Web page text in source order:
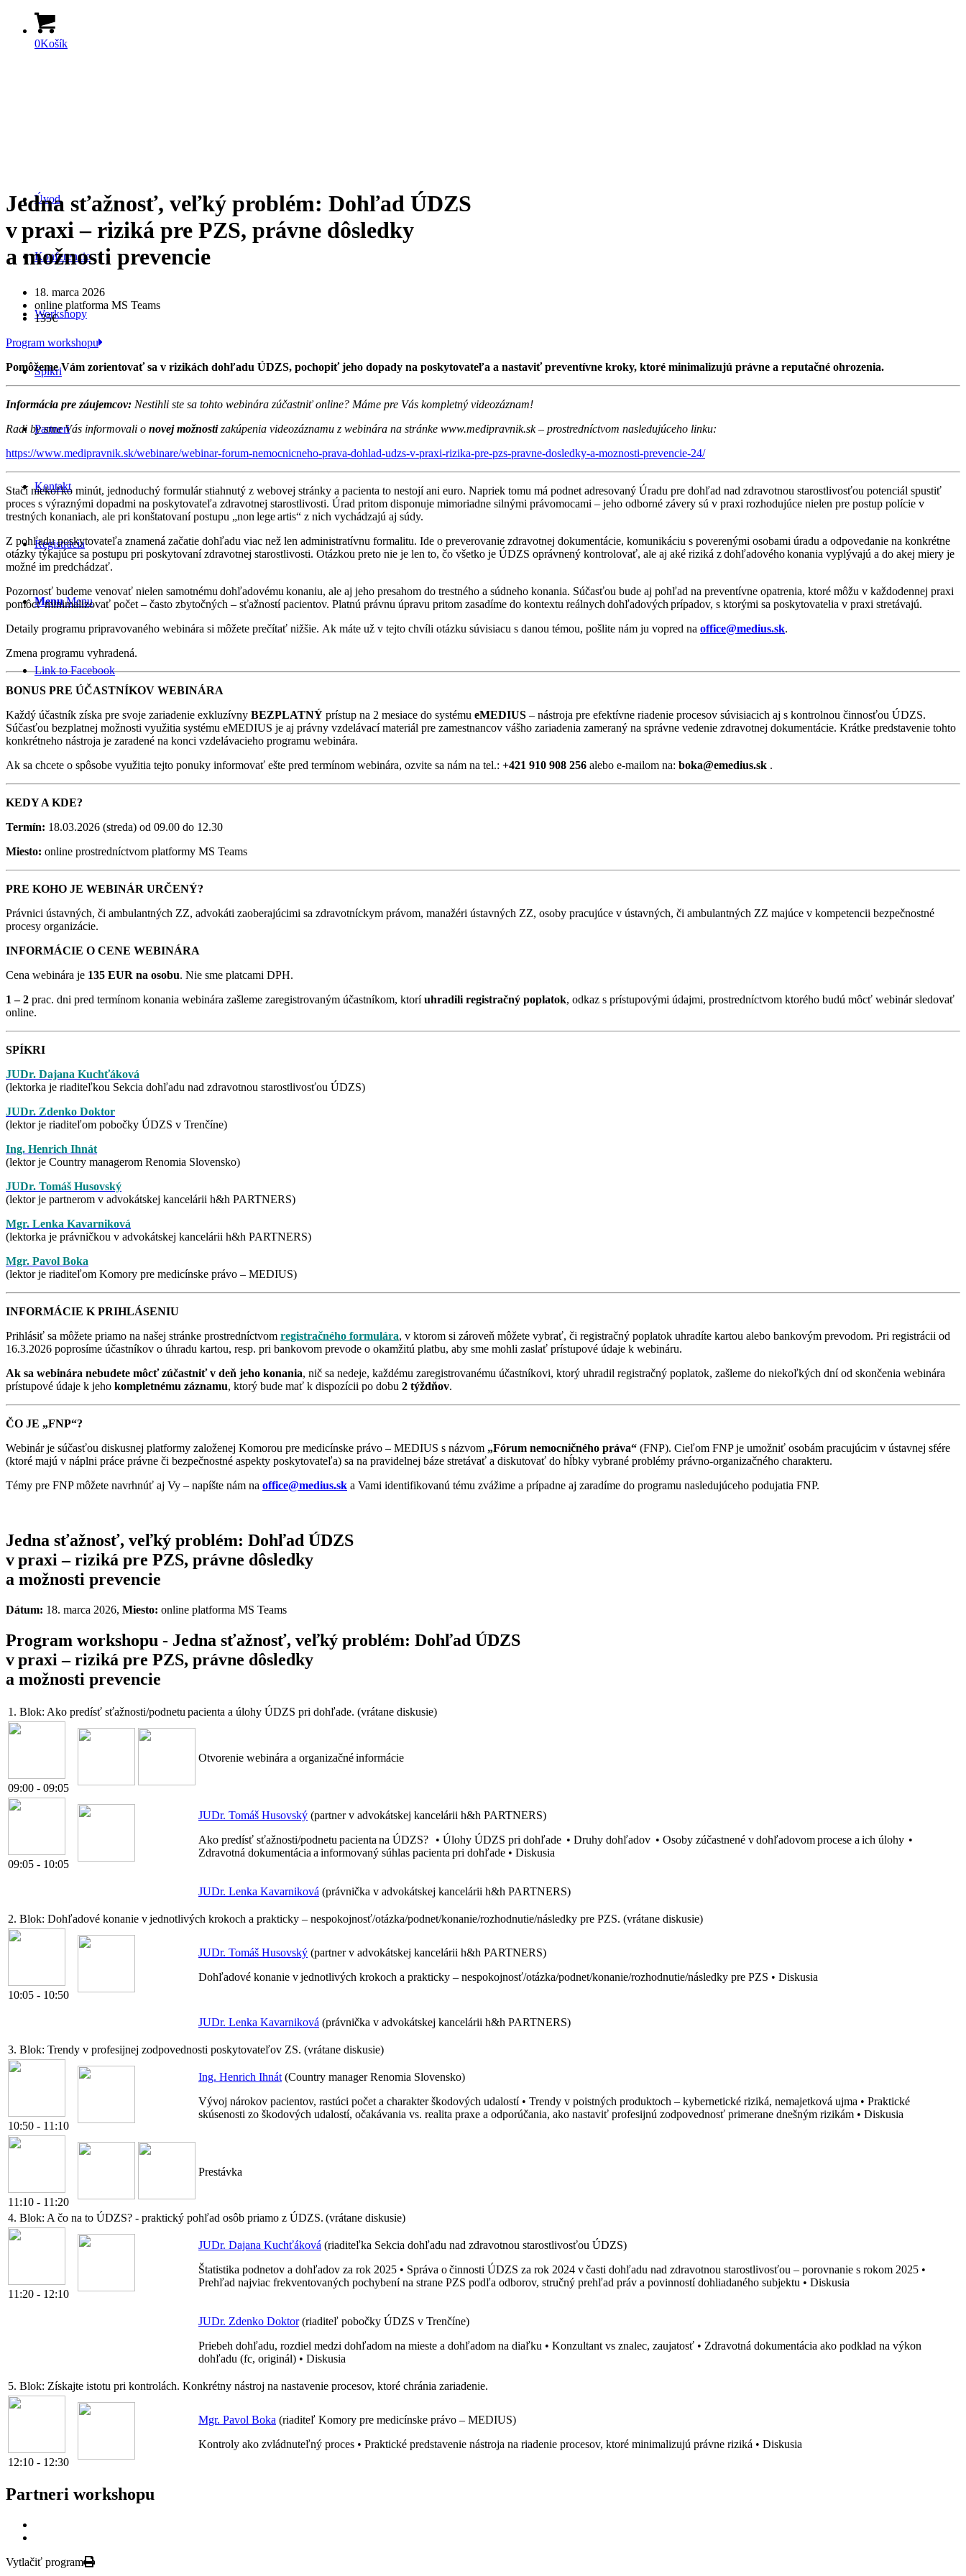
0Košík
Úvod
Konferencie
Workshopy
Spíkri
Partneri
Kontakt
Registrácia
Menu Menu
Link to Facebook
Jedna sťažnosť, veľký problém: Dohľad ÚDZS
v praxi – riziká pre PZS, právne dôsledky
a možnosti prevencie
18. marca 2026
online platforma MS Teams
135€
Program workshopu
Pomôžeme Vám zorientovať sa v rizikách dohľadu ÚDZS, pochopiť jeho dopady na poskytovateľa a nastaviť preventívne kroky, ktoré minimalizujú právne a reputačné ohrozenia.
Informácia pre záujemcov: Nestihli ste sa tohto webinára zúčastniť online? Máme pre Vás kompletný videozáznam!
Radi by sme Vás informovali o novej možnostizakúpenia videozáznamu z webinára na stránke www.medipravnik.sk – prostredníctvom nasledujúceho linku:
https://www.medipravnik.sk/webinare/webinar-forum-nemocnicneho-prava-dohlad-udzs-v-praxi-rizika-pre-pzs-pravne-dosledky-a-moznosti-prevencie-24/
Stačí niekoľko minút, jednoduchý formulár stiahnutý z webovej stránky a pacienta to nestojí ani euro. Napriek tomu má podnet adresovaný Úradu pre dohľad nad zdravotnou starostlivosťou potenciál spustiť
proces s výraznými dopadmi na poskytovateľa zdravotnej starostlivosti. Úrad pritom disponuje mimoriadne silnými právomocami – jeho odborné závery sú v praxi rozhodujúce nielen pre postup polície v
trestných konaniach, ale pri konštatovaní postupu „non lege artis“ z nich vychádzajú aj súdy.
Z pohľadu poskytovateľa znamená začatie dohľadu viac než len administratívnu formalitu. Ide o preverovanie zdravotnej dokumentácie, komunikáciu s poverenými osobami úradu a odpovedanie na konkrétne
otázky týkajúce sa postupu pri poskytovaní zdravotnej starostlivosti. Otázkou preto nie je len to, čo všetko je ÚDZS oprávnený kontrolovať, ale aj aké riziká z dohľadového konania vyplývajú a do akej miery je
možné im predchádzať.
Pozornosť budeme venovať nielen samotnému dohľadovému konaniu, ale aj jeho presahom do trestného a súdneho konania. Súčasťou bude aj pohľad na preventívne opatrenia, ktoré môžu v každodennej praxi
pomôcť minimalizovať počet – často zbytočných – sťažností pacientov. Platnú právnu úpravu pritom zasadíme do kontextu reálnych dohľadových prípadov, s ktorými sa poskytovatelia v praxi stretávajú.
Detaily programu pripravovaného webinára si môžete prečítať nižšie. Ak máte už v tejto chvíli otázku súvisiacu s danou témou, pošlite nám ju vopred na office@medius.sk.
Zmena programu vyhradená.
BONUS PRE ÚČASTNÍKOV WEBINÁRA
Každý účastník získa pre svoje zariadenie exkluzívny BEZPLATNÝ prístup na 2 mesiace do systému eMEDIUS – nástroja pre efektívne riadenie procesov súvisiacich aj s kontrolnou činnosťou ÚDZS.
Súčasťou bezplatnej možnosti využitia systému eMEDIUS je aj právny vzdelávací materiál pre zamestnancov vášho zariadenia zameraný na správne vedenie zdravotnej dokumentácie. Krátke predstavenie tohto
konkrétneho nástroja je zaradené na konci vzdelávacieho programu webinára.
Ak sa chcete o spôsobe využitia tejto ponuky informovať ešte pred termínom webinára, ozvite sa nám na tel.: +421 910 908 256 alebo e-mailom na: boka@emedius.sk .
KEDY A KDE?
Termín: 18.03.2026 (streda) od 09.00 do 12.30
Miesto: online prostredníctvom platformy MS Teams
PRE KOHO JE WEBINÁR URČENÝ?
Právnici ústavných, či ambulantných ZZ, advokáti zaoberajúcimi sa zdravotníckym právom, manažéri ústavných ZZ, osoby pracujúce v ústavných, či ambulantných ZZ majúce v kompetencii bezpečnostné
procesy organizácie.
INFORMÁCIE O CENE WEBINÁRA
Cena webinára je 135 EUR na osobu. Nie sme platcami DPH.
1 – 2 prac. dni pred termínom konania webinára zašleme zaregistrovaným účastníkom, ktoríuhradili registračný poplatok, odkaz s prístupovými údajmi, prostredníctvom ktorého budú môcť webinár sledovať
online.
SPÍKRI
JUDr. Dajana Kuchťáková
(lektorka je riaditeľkou Sekcia dohľadu nad zdravotnou starostlivosťou ÚDZS)
JUDr. Zdenko Doktor
(lektor je riaditeľom pobočky ÚDZS v Trenčíne)
Ing. Henrich Ihnát
(lektor je Country managerom Renomia Slovensko)
JUDr. Tomáš Husovský
(lektor je partnerom v advokátskej kancelárii h&h PARTNERS)
Mgr. Lenka Kavarniková
(lektorka je právničkou v advokátskej kancelárii h&h PARTNERS)
Mgr. Pavol Boka
(lektor je riaditeľom Komory pre medicínske právo – MEDIUS)
INFORMÁCIE K PRIHLÁSENIU
Prihlásiť sa môžete priamo na našej stránke prostredníctvom registračného formulára, v ktorom si zároveň môžete vybrať, či registračný poplatok uhradíte kartou alebo bankovým prevodom. Pri registrácii od
16.3.2026 poprosíme účastníkov o úhradu kartou, resp. pri bankovom prevode o okamžitú platbu, aby sme mohli zaslať prístupové údaje k webináru.
Ak sa webinára nebudete môcť zúčastniť v deň jeho konania, nič sa nedeje, každému zaregistrovanému účastníkovi, ktorý uhradil registračný poplatok, zašleme do niekoľkých dní od skončenia webinára
prístupové údaje k jeho kompletnému záznamu, ktorý bude mať k dispozícii po dobu 2 týždňov.
ČO JE „FNP“?
Webinár je súčasťou diskusnej platformy založenej Komorou pre medicínske právo – MEDIUS s názvom „Fórum nemocničného práva“ (FNP). Cieľom FNP je umožniť osobám pracujúcim v ústavnej sfére
(ktoré majú v náplni práce právne či bezpečnostné aspekty poskytovateľa) sa na pravidelnej báze stretávať a diskutovať do hĺbky vybrané problémy právno-organizačného charakteru.
Témy pre FNP môžete navrhnúť aj Vy – napíšte nám na office@medius.sk a Vami identifikovanú tému zvážime a prípadne aj zaradíme do programu nasledujúceho podujatia FNP.
Jedna sťažnosť, veľký problém: Dohľad ÚDZS
v praxi – riziká pre PZS, právne dôsledky
a možnosti prevencie
Dátum: 18. marca 2026, Miesto: online platforma MS Teams
Program workshopu - Jedna sťažnosť, veľký problém: Dohľad ÚDZS
v praxi – riziká pre PZS, právne dôsledky
a možnosti prevencie
1. Blok: Ako predísť sťažnosti/podnetu pacienta a úlohy ÚDZS pri dohľade. (vrátane diskusie)
09:00 - 09:05
Otvorenie webinára a organizačné informácie
09:05 - 10:05
JUDr. Tomáš Husovský (partner v advokátskej kancelárii h&h PARTNERS)
Ako predísť sťažnosti/podnetu pacienta na ÚDZS? • Úlohy ÚDZS pri dohľade • Druhy dohľadov • Osoby zúčastnené v dohľadovom procese a ich úlohy •
Zdravotná dokumentácia a informovaný súhlas pacienta pri dohľade • Diskusia
JUDr. Lenka Kavarniková (právnička v advokátskej kancelárii h&h PARTNERS)
2. Blok: Dohľadové konanie v jednotlivých krokoch a prakticky – nespokojnosť/otázka/podnet/konanie/rozhodnutie/následky pre PZS. (vrátane diskusie)
10:05 - 10:50
JUDr. Tomáš Husovský (partner v advokátskej kancelárii h&h PARTNERS)
Dohľadové konanie v jednotlivých krokoch a prakticky – nespokojnosť/otázka/podnet/konanie/rozhodnutie/následky pre PZS • Diskusia
JUDr. Lenka Kavarniková (právnička v advokátskej kancelárii h&h PARTNERS)
3. Blok: Trendy v profesijnej zodpovednosti poskytovateľov ZS. (vrátane diskusie)
10:50 - 11:10
Ing. Henrich Ihnát (Country manager Renomia Slovensko)
Vývoj nárokov pacientov, rastúci počet a charakter škodových udalostí • Trendy v poistných produktoch – kybernetické riziká, nemajetková ujma • Praktické
skúsenosti zo škodových udalostí, očakávania vs. realita praxe a odporúčania, ako nastaviť profesijnú zodpovednosť primerane dnešným rizikám • Diskusia
11:10 - 11:20
Prestávka
4. Blok: A čo na to ÚDZS? - praktický pohľad osôb priamo z ÚDZS. (vrátane diskusie)
11:20 - 12:10
JUDr. Dajana Kuchťáková (riaditeľka Sekcia dohľadu nad zdravotnou starostlivosťou ÚDZS)
Štatistika podnetov a dohľadov za rok 2025 • Správa o činnosti ÚDZS za rok 2024 v časti dohľadu nad zdravotnou starostlivosťou – porovnanie s rokom 2025 •
Prehľad najviac frekventovaných pochybení na strane PZS podľa odborov, stručný prehľad práv a povinností dohliadaného subjektu • Diskusia
JUDr. Zdenko Doktor (riaditeľ pobočky ÚDZS v Trenčíne)
Priebeh dohľadu, rozdiel medzi dohľadom na mieste a dohľadom na diaľku • Konzultant vs znalec, zaujatosť • Zdravotná dokumentácia ako podklad na výkon
dohľadu (fc, originál) • Diskusia
5. Blok: Získajte istotu pri kontrolách. Konkrétny nástroj na nastavenie procesov, ktoré chránia zariadenie.
12:10 - 12:30
Mgr. Pavol Boka (riaditeľ Komory pre medicínske právo – MEDIUS)
Kontroly ako zvládnuteľný proces • Praktické predstavenie nástroja na riadenie procesov, ktoré minimalizujú právne riziká • Diskusia
Partneri workshopu
Vytlačiť program